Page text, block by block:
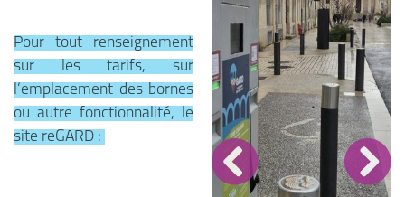
Pour tout renseignement
sur les tarifs, sur
l’emplacement des bornes
ou autre fonctionnalité, le
site reGARD :